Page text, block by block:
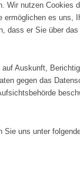
Wir nutzen Cookies
es uns,
dass er Sie über
auf Auskunft,
gegen das
Sie uns unter